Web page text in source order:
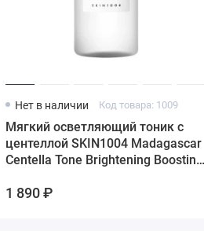
Нет в наличии Код товара: 1009
Мягкий осветляющий тоник с
центеллой SKIN1004 Madagascar
Centella Tone Brightening Boosting
1 890 ₽